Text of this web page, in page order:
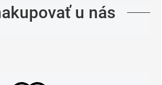
u nás